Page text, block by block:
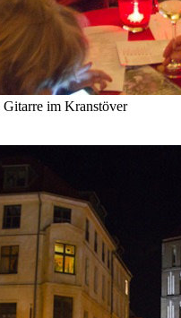
im Kranstöver